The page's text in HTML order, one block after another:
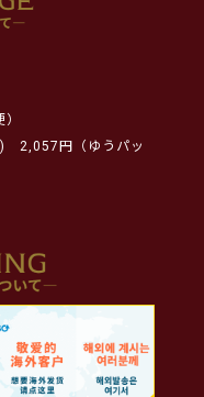
2,057円（ゆうパッ